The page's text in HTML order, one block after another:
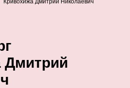
Кривохижа Дмитрий Николаевич
Дмитрий